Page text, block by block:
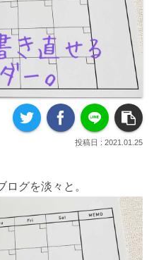
2021.01.25
グを淡々と。